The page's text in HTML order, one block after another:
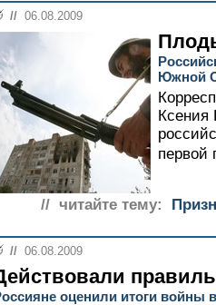
// 06.08.2009
Южной
// читайте тему:
// 06.08.2009
оценили итоги войны